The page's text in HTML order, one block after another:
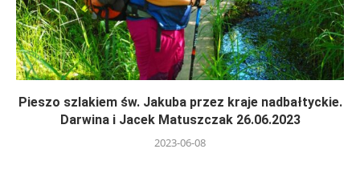
Pieszo szlakiem św. Jakuba przez kraje nadbałtyckie.
Darwina i Jacek Matuszczak 26.06.2023
2023-06-08